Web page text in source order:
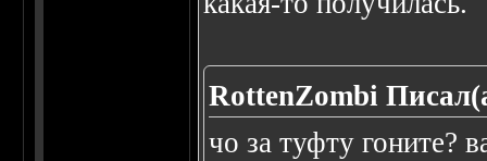
RottenZombi
чо за туфту гоните?